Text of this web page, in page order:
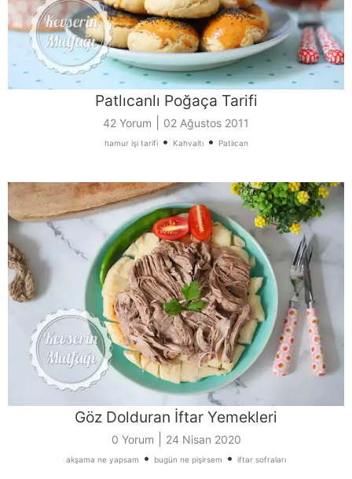
Patlıcanlı Poğaça Tarifi
42 Yorum 02 Ağustos 2011
hamur işi tarifi• Kahvaltı• Patlıcan
Göz Dolduran İftar Yemekleri
0 Yorum 24 Nisan 2020
akşama ne yapsam • bugün ne pişirsem • iftar sofraları